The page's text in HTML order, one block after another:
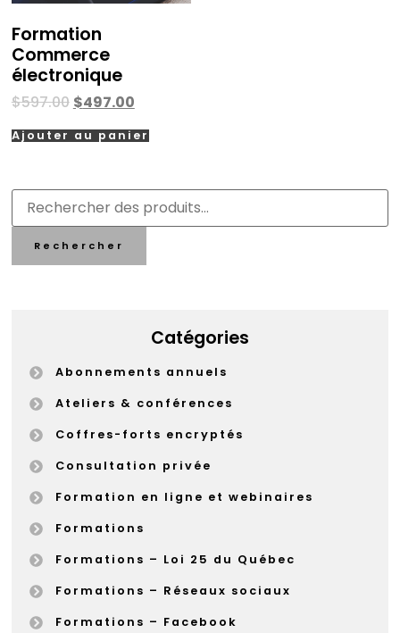
Formation
Commerce
électronique
$597.00 $497.00
Ajouter au panier
Rechercher
Catégories
Abonnements annuels
Ateliers & conférences
Coffres-forts encryptés
Consultation privée
Formation en ligne et webinaires
Formations
Formations – Loi 25 du Québec
Formations – Réseaux sociaux
Formations – Facebook